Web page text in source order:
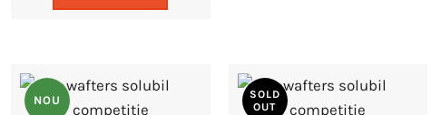
NOU
SOLD
OUT